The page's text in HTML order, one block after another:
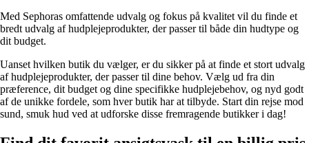
Med Sephoras omfattende udvalg og fokus på kvalitet vil du finde et
bredt udvalg af hudplejeprodukter, der passer til både din hudtype og
dit budget.
Uanset hvilken butik du vælger, er du sikker på at finde et stort udvalg
af hudplejeprodukter, der passer til dine behov. Vælg ud fra din
præference, dit budget og dine specifikke hudplejebehov, og nyd godt
af de unikke fordele, som hver butik har at tilbyde. Start din rejse mod
sund, smuk hud ved at udforske disse fremragende butikker i dag!